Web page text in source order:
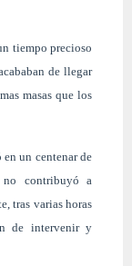
tiempo precioso
de llegar
masas que los
un centenar de
no contribuyó a
tras varias horas
de intervenir y